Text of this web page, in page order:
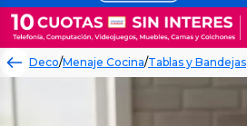
Deco/Menaje Cocina/Tablas y Bandejas